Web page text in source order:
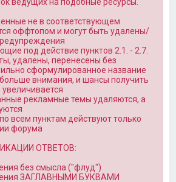
не в соответствующем
оффтопом и могут быть удалены/
под действие пунктов 2.1. - 2.7.
удалены, перенесены без
сформулированное название
внимания, и шансы получить
рекламные темы удаляются, а
всем пунктам действуют только
форума
ОТВЕТОВ:
без смысла ("флуд")
ЗАГЛАВНЫМИ БУКВАМИ